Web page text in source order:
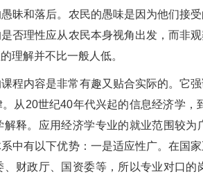
昧和落后。农民的愚味是因为他们接
否理性应从农民本身视角出发，而非
理解并不比一般人低。
程内容是非常有趣又贴合实际的。它
从20世纪40年代兴起的信息经济学
释。应用经济学专业的就业范围较
中有以下优势：一是适应性广。在国
财政厅、国资委等，所以专业对口